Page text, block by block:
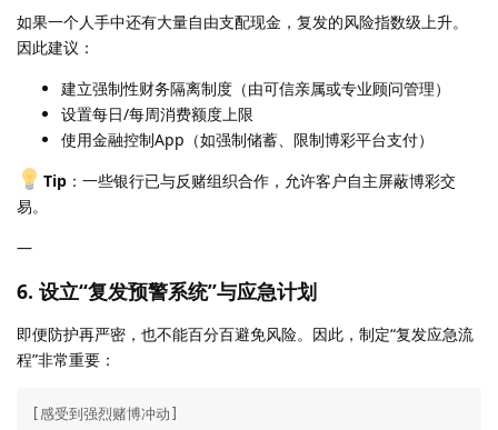
如果一个人手中还有大量自由支配现金，复发的风险指数级上升。
因此建议：
建立强制性财务隔离制度（由可信亲属或专业顾问管理）
设置每日/每周消费额度上限
使用金融控制App（如强制储蓄、限制博彩平台支付）
Tip：一些银行已与反赌组织合作，允许客户自主屏蔽博彩交
易。
—
6. 设立“复发预警系统”与应急计划
即便防护再严密，也不能百分百避免风险。因此，制定“复发应急流
程”非常重要：
[感受到强烈赌博冲动]